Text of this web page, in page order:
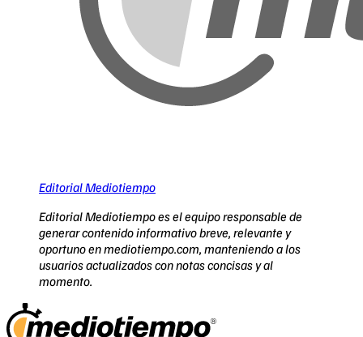
Editorial Mediotiempo
Editorial Mediotiempo es el equipo responsable de
generar contenido informativo breve, relevante y
oportuno en mediotiempo.com, manteniendo a los
usuarios actualizados con notas concisas y al
momento.